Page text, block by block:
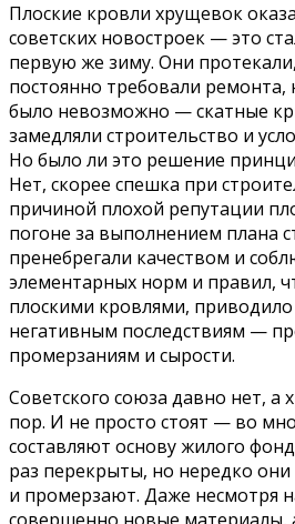
Плоские кровли хрущевок
советских новостроек — это
первую же зиму. Они
постоянно требовали ремонта,
было невозможно — скатные
замедляли строительство и
Но было ли это решение
Нет, скорее спешка при
причиной плохой репутации
погоне за выполнением плана
пренебрегали качеством и
элементарных норм и правил,
плоскими кровлями,
негативным последствиям —
промерзаниям и сырости.
Советского союза давно нет, а
пор. И не просто стоят — во
составляют основу жилого
раз перекрыты, но нередко
и промерзают. Даже несмотря